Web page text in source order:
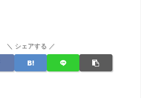
＼ シェアする ／